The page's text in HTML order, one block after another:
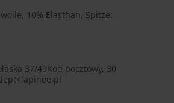
10% Elasthan, Spitze:
37/49Kod pocztowy, 30-